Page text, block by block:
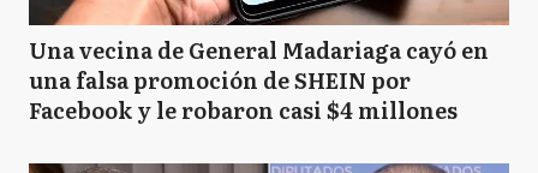
Una vecina de General Madariaga cayó en
una falsa promoción de SHEIN por
Facebook y le robaron casi $4 millones